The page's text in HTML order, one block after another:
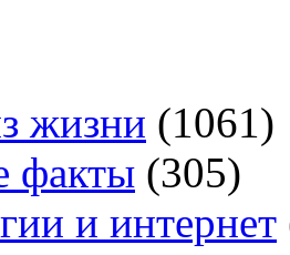
жизни (1061)
факты (305)
и интернет